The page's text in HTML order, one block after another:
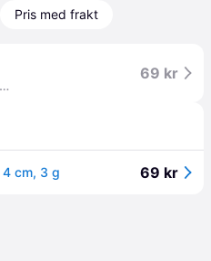
Pris med frakt
Daiwa Prorex Baby Crank MR 4 cm, 3 g - SETSUKI AYU (4 CM / 3 GRAM)
69 kr
4 cm, 3 g 69 kr